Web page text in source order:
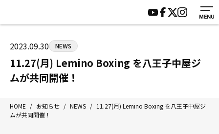
MENU
HOME
ジムについて
トレーニング
アマ・スパー各大会・キッズ
入会案内
見学・1日体験
施設紹介
会員様の声
サポーター募集
2023.09.30 NEWS
11.27(月) Lemino Boxing を八王子中屋ジ
ムが共同開催！
HOME / お知らせ / NEWS / 11.27(月) Lemino Boxing を八王子中屋ジ
ムが共同開催！